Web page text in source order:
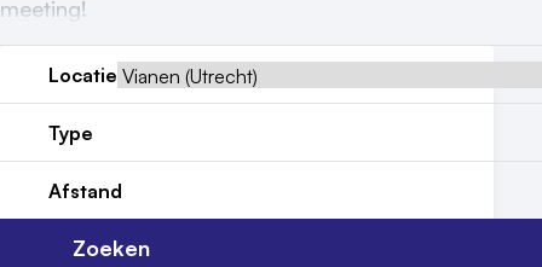
Meld locatie aan
Nieuws
Reviews (5⭐️)
Contact
meeting!
Locatie
Type
Afstand
Zoeken